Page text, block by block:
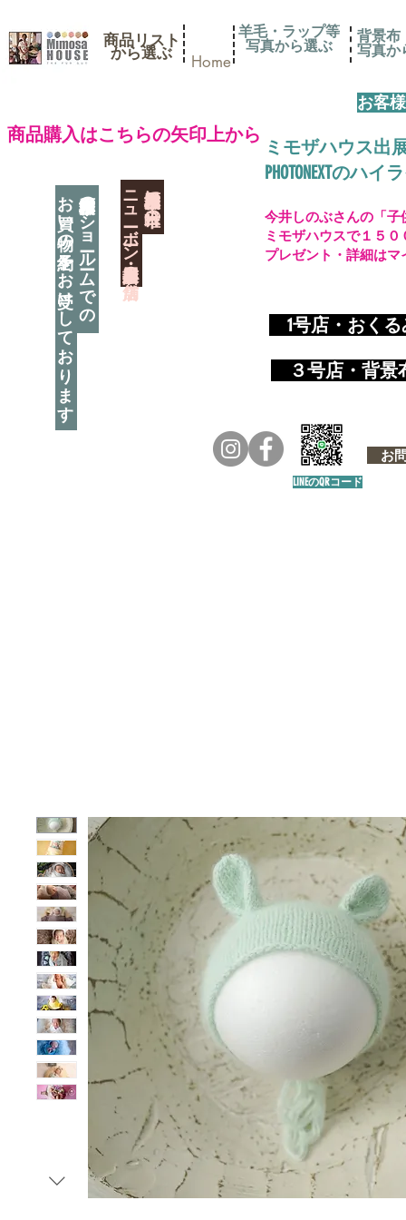
商品リスト
​から選ぶ Home
​商品購入はこちらの矢印上から
神奈川県相模原市に日本唯一の
​ニューボーン撮影用小道具店・３店舗
羊毛・ラップ等
写真から選ぶ
背景布
写真か
お客
ミモザハウス出
PHOTONEXTのハ
神奈川県相模原市のショールームでの
お買い物の予約をお受けしております 1号店・おく
​ ３号店・背
お
今井しのぶさんの「
ミモザハウスで１５
プレゼント・詳細は
LINEのQRコード